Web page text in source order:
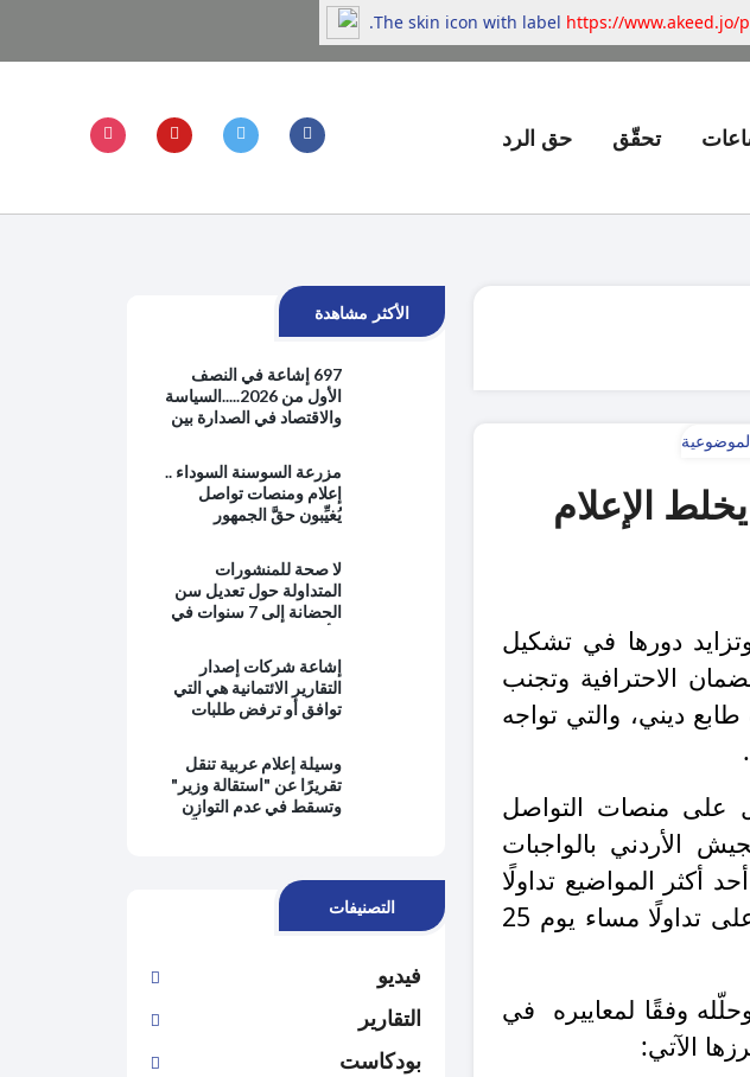
تحقّق حق الرد
الإعلام
دورها في تشكيل
الاحترافية وتجنب
ديني، والتي تواجه
على منصات التواصل
الأردني بالواجبات
أكثر المواضيع تداولًا
خاصة بعد تصدر وسم "الجيش_الأردني" قائمة الأعلى تداولًا مساء يوم 25
وفقًا لمعاييره في
الآتي:
الأكثر مشاهدة
697 إشاعة في النصف
الأول من 2026.....السياسة
والاقتصاد في الصدارة بين
والتوترات الإقليمية
مزرعة السوسنة السوداء ..
إعلام ومنصات تواصل
يُغيِّبون حقَّ الجمهور
حماية المصلحة العامة
وتطبيق القانون
لا صحة للمنشورات
المتداولة حول تعديل سن
الحضانة إلى 7 سنوات في
إشاعة شركات إصدار
التقارير الائتمانية هي التي
توافق أو ترفض طلبات
وسيلة إعلام عربية تنقل
تقريرًا عن "استقالة وزير"
وتسقط في عدم التوازن
التصنيفات
فيديو
التقارير
بودكاست
The skin icon with label https://